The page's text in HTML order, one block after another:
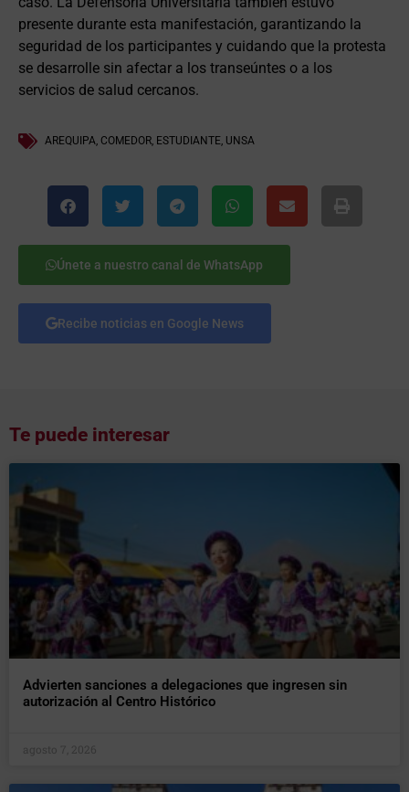
presente durante esta manifestación, garantizando la
seguridad de los participantes y cuidando que la protesta
se desarrolle sin afectar a los transeúntes o a los
servicios de salud cercanos.
AREQUIPA, COMEDOR, ESTUDIANTE, UNSA
Únete a nuestro canal de WhatsApp
Recibe noticias en Google News
Te puede interesar
Advierten sanciones a delegaciones que ingresen sin
autorización al Centro Histórico
agosto 7, 2026